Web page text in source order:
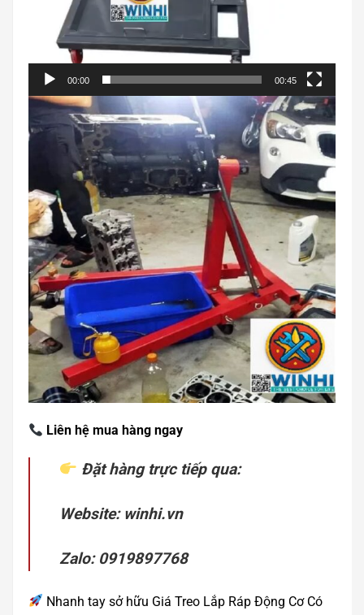
00:00 00:45
Liên hệ mua hàng ngay
Đặt hàng trực tiếp qua:
Website: winhi.vn
Zalo: 0919897768
Nhanh tay sở hữu Giá Treo Lắp Ráp Động Cơ Có